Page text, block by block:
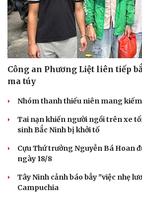
nhãn lồng
Đồng Tháp đầu tư hơn 160 tỷ đồng
tạo nút giao An Bình
Huế tăng tốc giải phóng mặt bằng
Lộ - La Sơn
Quảng Ngãi phấn đấu đưa kinh tế
động tại địa chỉ đăng ký
PHÁP LUẬT